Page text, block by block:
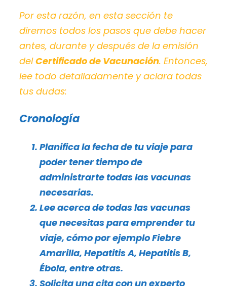
Por esta razón, en esta sección te
diremos todos los pasos que debe hacer
antes, durante y después de la emisión
delCertificado de Vacunación. Entonces,
lee todo detalladamente y aclara todas
tus dudas:
Cronología
Planifica la fecha de tu viaje para
poder tener tiempo de
administrarte todas las vacunas
necesarias.
Lee acerca de todas las vacunas
que necesitas para emprender tu
viaje, cómo por ejemploFiebre
Amarilla, Hepatitis A, Hepatitis B,
Ébola, entre otras.
Solicita una cita con un experto